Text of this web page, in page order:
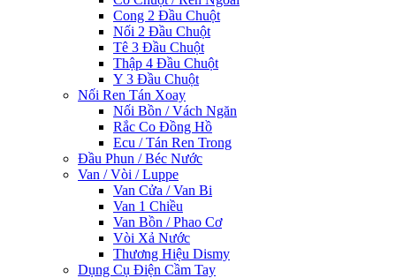
Cong 2 Đầu Chuột
Nối 2 Đầu Chuột
Tê 3 Đầu Chuột
Thập 4 Đầu Chuột
Y 3 Đầu Chuột
Nối Ren Tán Xoay
Nối Bồn / Vách Ngăn
Rắc Co Đồng Hồ
Ecu / Tán Ren Trong
Đầu Phun / Béc Nước
Van / Vòi / Luppe
Van Cửa / Van Bi
Van 1 Chiều
Van Bồn / Phao Cơ
Vòi Xả Nước
Thương Hiệu Dismy
Dụng Cụ Điện Cầm Tay